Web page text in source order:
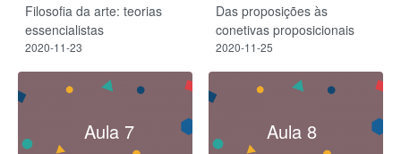
Filosofia da arte: teorias
essencialistas
2020-11-23
Das proposições às
conetivas proposicionais
2020-11-25
Aula 7 Aula 8